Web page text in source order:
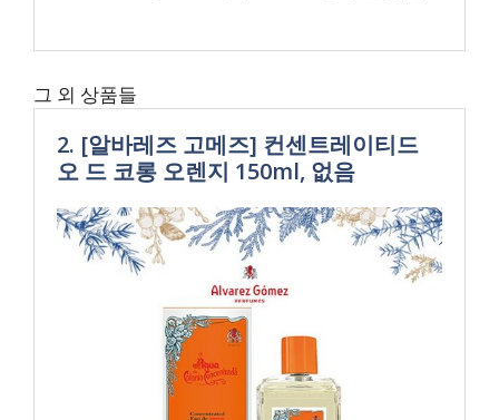
그 외 상품들
2. [알바레즈 고메즈] 컨센트레이티드
오 드 코롱 오렌지 150ml, 없음